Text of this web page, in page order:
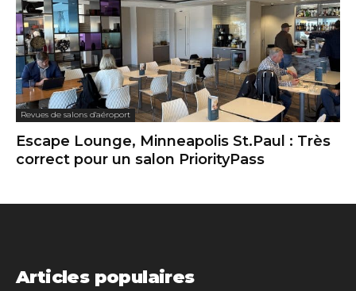
Revues de salons d'aéroport
Escape Lounge, Minneapolis St.Paul : Très
correct pour un salon PriorityPass
Articles populaires